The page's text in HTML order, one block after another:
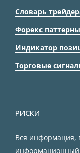
Словарь
Форекс паттерны
Индикатор
Торговые
РИСКИ
Вся информация,
информационный